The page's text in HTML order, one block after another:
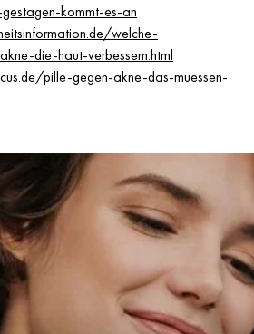
kommt-es-an
welche-
die-haut-verbessern.html
pille-gegen-akne-das-muessen-